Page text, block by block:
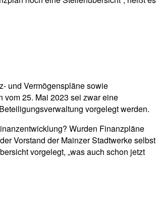
und Vermögenspläne sowie
vom 25. Mai 2023 sei zwar eine
vorgelegt werden.
Wurden Finanzpläne
Vorstand der Mainzer Stadtwerke selbst
vorgelegt, „was auch schon jetzt